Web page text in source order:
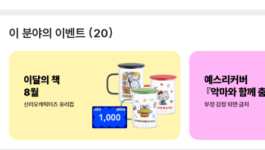
이 분야의 이벤트 20